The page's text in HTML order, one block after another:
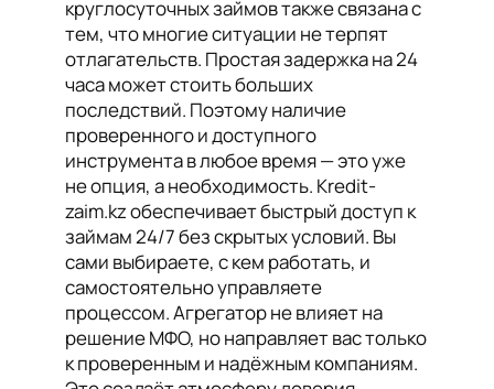
круглосуточных займов также связана с
тем, что многие ситуации не терпят
отлагательств. Простая задержка на 24
часа может стоить больших
последствий. Поэтому наличие
проверенного и доступного
инструмента в любое время — это уже
не опция, а необходимость. Kredit-
zaim.kz обеспечивает быстрый доступ к
займам 24/7 без скрытых условий. Вы
сами выбираете, с кем работать, и
самостоятельно управляете
процессом. Агрегатор не влияет на
решение МФО, но направляет вас только
к проверенным и надёжным компаниям.